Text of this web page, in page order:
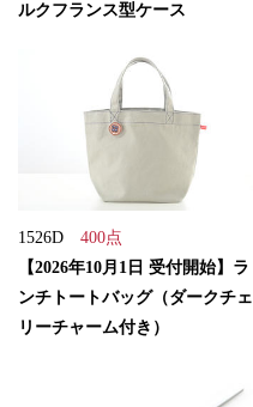
ルクフランス型ケース
1526D 400点
【2026年10月1日 受付開始】ラ
ンチトートバッグ（ダークチェ
リーチャーム付き）